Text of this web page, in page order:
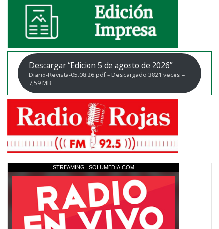
Descargar “Edicion 5 de agosto de 2026”
Diario-Revista-05.08.26.pdf – Descargado 3821 veces –
7,59 MB